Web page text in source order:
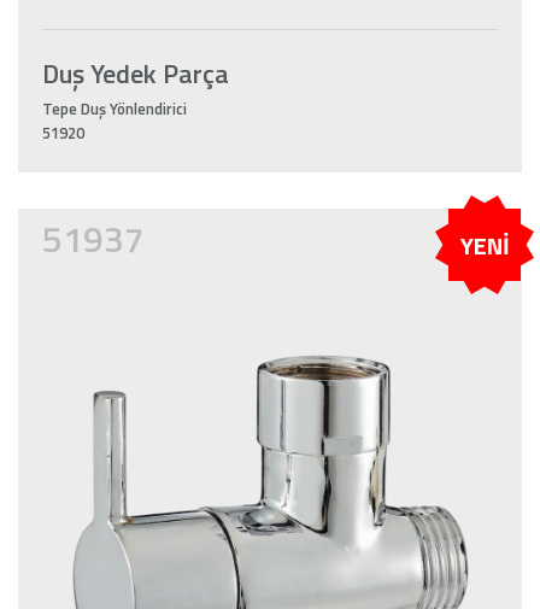
Duş Yedek Parça
Tepe Duş Yönlendirici
51920
51937 YENİ